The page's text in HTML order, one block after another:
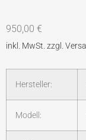
950,00 €
Hersteller:
Modell: